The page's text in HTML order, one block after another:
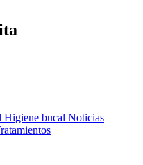
Higiene bucal Noticias